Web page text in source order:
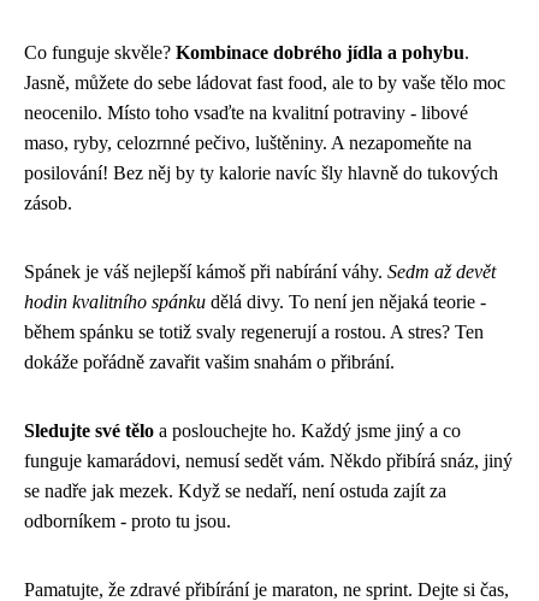
Co funguje skvěle? Kombinace dobrého jídla a pohybu.
Jasně, můžete do sebe ládovat fast food, ale to by vaše tělo moc
neocenilo. Místo toho vsaďte na kvalitní potraviny - libové
maso, ryby, celozrnné pečivo, luštěniny. A nezapomeňte na
posilování! Bez něj by ty kalorie navíc šly hlavně do tukových
zásob.
Spánek je váš nejlepší kámoš při nabírání váhy. Sedm až devět
hodin kvalitního spánku dělá divy. To není jen nějaká teorie -
během spánku se totiž svaly regenerují a rostou. A stres? Ten
dokáže pořádně zavařit vašim snahám o přibrání.
Sledujte své tělo a poslouchejte ho. Každý jsme jiný a co
funguje kamarádovi, nemusí sedět vám. Někdo přibírá snáz, jiný
se nadře jak mezek. Když se nedaří, není ostuda zajít za
odborníkem - proto tu jsou.
Pamatujte, že zdravé přibírání je maraton, ne sprint. Dejte si čas,